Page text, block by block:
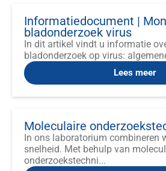
Informatiedocument |
bladonderzoek virus
In dit artikel vindt u informatie
bladonderzoek op virus:
Lees meer
Moleculaire
In ons laboratorium combineren
snelheid. Met behulp van
onderzoekstechni...